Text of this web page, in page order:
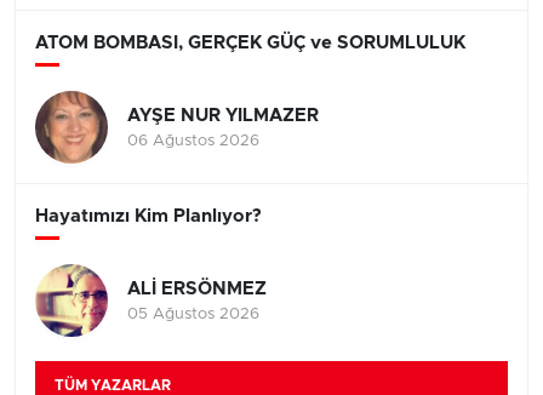
ATOM BOMBASI, GERÇEK GÜÇ ve SORUMLULUK
AYŞE NUR YILMAZER
06 Ağustos 2026
Hayatımızı Kim Planlıyor?
ALİ ERSÖNMEZ
05 Ağustos 2026
TÜM YAZARLAR